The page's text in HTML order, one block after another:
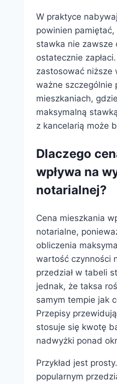
W praktyce
powinien
stawka nie zawsze
ostatecznie
zastosować niższe
ważne szczególnie
mieszkaniach,
maksymalną
z kancelarią może
Dlaczego
wpływa na
notarialnej?
Cena mieszkania
notarialne,
obliczenia
wartość czynności
przedział w tabeli
jednak, że taksa
samym tempie jak
Przepisy
stosuje się kwotę
nadwyżki ponad
Przykład jest
popularnym